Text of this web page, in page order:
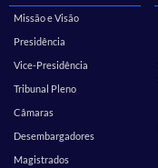
Missão e Visão
Presidência
Vice-Presidência
Tribunal Pleno
Câmaras
Desembargadores
Magistrados